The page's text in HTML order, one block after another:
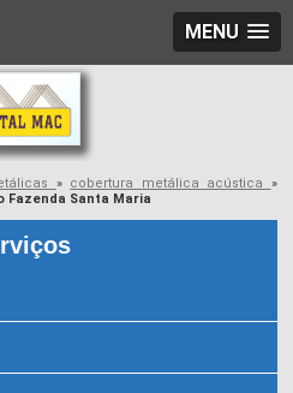
MENU
» cobertura metálica acústica »
Santa Maria